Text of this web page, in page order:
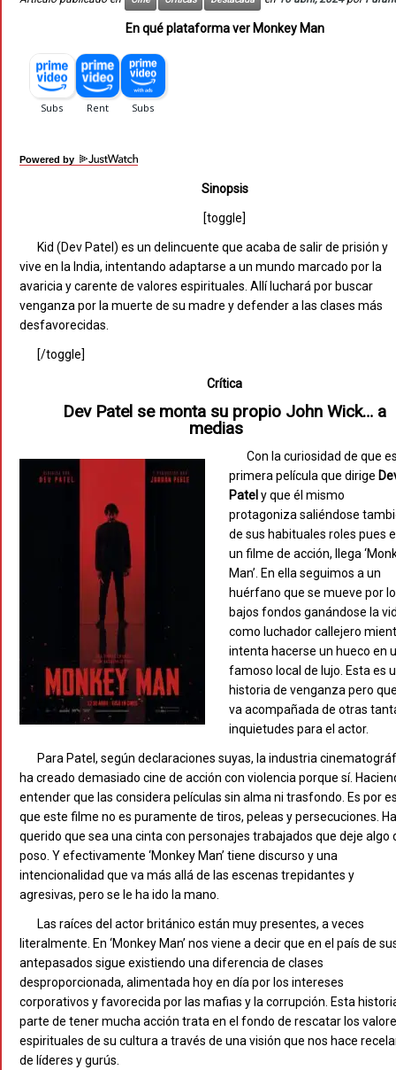
En qué plataforma ver Monkey Man
Powered by
Sinopsis
[toggle]
Kid (Dev Patel) es un delincuente que acaba de salir de prisión y
vive en la India, intentando adaptarse a un mundo marcado por la
avaricia y carente de valores espirituales. Allí luchará por buscar
venganza por la muerte de su madre y defender a las clases más
desfavorecidas.
[/toggle]
Crítica
Dev Patel se monta su propio John Wick… a
medias
Con la curiosidad de que
primera película que dirige
Patel y que él mismo
protagoniza saliéndose
de sus habituales roles pues
un filme de acción, llega
Man’. En ella seguimos a un
huérfano que se mueve por
bajos fondos ganándose la
como luchador callejero
intenta hacerse un hueco en
famoso local de lujo. Esta es
historia de venganza pero
va acompañada de otras
inquietudes para el actor.
Para Patel, según declaraciones suyas, la industria
ha creado demasiado cine de acción con violencia porque sí.
entender que las considera películas sin alma ni trasfondo. Es por
que este filme no es puramente de tiros, peleas y persecuciones. Ha
querido que sea una cinta con personajes trabajados que deje algo
poso. Y efectivamente ‘Monkey Man’ tiene discurso y una
intencionalidad que va más allá de las escenas trepidantes y
agresivas, pero se le ha ido la mano.
Las raíces del actor británico están muy presentes, a veces
literalmente. En ‘Monkey Man’ nos viene a decir que en el país de
antepasados sigue existiendo una diferencia de clases
desproporcionada, alimentada hoy en día por los intereses
corporativos y favorecida por las mafias y la corrupción. Esta
parte de tener mucha acción trata en el fondo de rescatar los
espirituales de su cultura a través de una visión que nos hace
de líderes y gurús.